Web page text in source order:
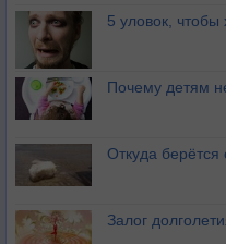
5 уловок,
Почему детям
Откуда берётся
Залог